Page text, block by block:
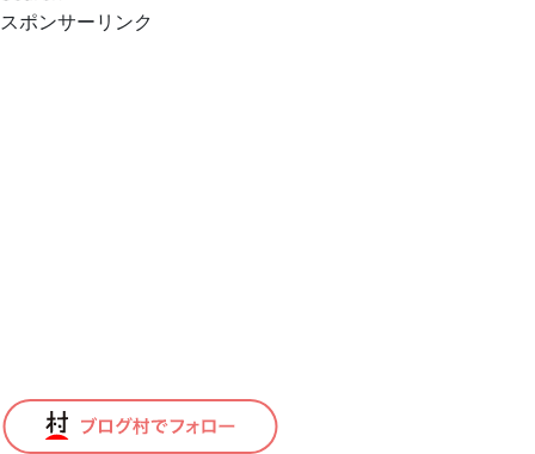
スポンサーリンク